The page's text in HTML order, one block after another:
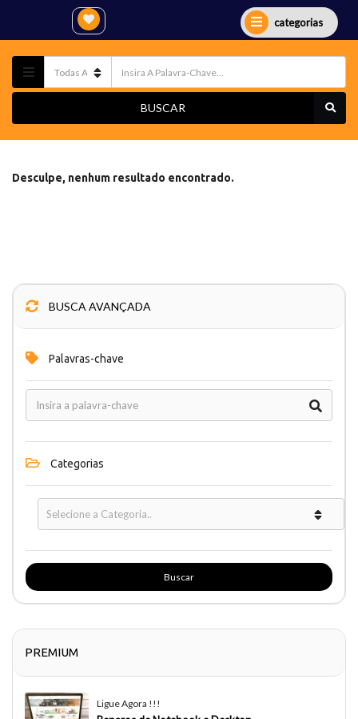
categorias
BUSCAR
Desculpe, nenhum resultado encontrado.
BUSCA AVANÇADA
Palavras-chave
Categorias
Buscar
PREMIUM
Ligue Agora !!!